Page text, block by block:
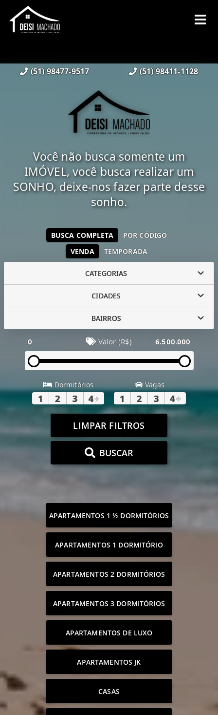
(51) 98477-9517 (51) 98411-1128
Você não busca somente um
IMÓVEL, você busca realizar um
SONHO, deixe-nos fazer parte desse
sonho.
VENDA TEMPORADA
BUSCA COMPLETA POR CÓDIGO
CATEGORIAS
CIDADES
BAIRROS
0 Valor (R$) 6.500.000
Dormitórios
1 2 3 4+
Vagas
1 2 3 4+
LIMPAR FILTROS
BUSCAR
APARTAMENTOS 1 ½ DORMITÓRIOS
APARTAMENTOS 1 DORMITÓRIO
APARTAMENTOS 2 DORMITÓRIOS
APARTAMENTOS 3 DORMITÓRIOS
APARTAMENTOS DE LUXO
APARTAMENTOS JK
CASAS